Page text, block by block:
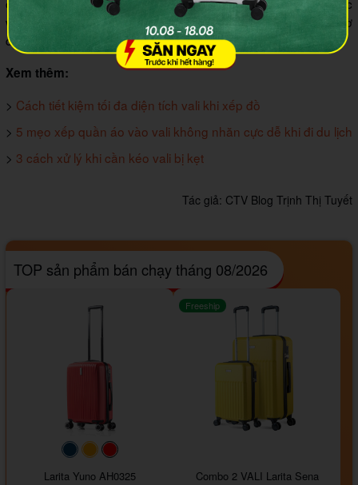
website
, luôn có rất nhiều sản phẩm chất lượng chờ
đợi bạn lựa chọn.
Xem thêm:
> Cách tiết kiệm tối đa diện tích vali khi xếp đồ
> 5 mẹo xếp quần áo vào vali không nhăn cực dễ khi đi du lịch
> 3 cách xử lý khi cần kéo vali bị kẹt
Tác giả: CTV Blog Trịnh Thị Tuyết
TOP sản phẩm bán chạy tháng 08/2026
#093f69#ffa500
Larita Yuno AH0325
Freeship
Combo 2 VALI Larita Sena